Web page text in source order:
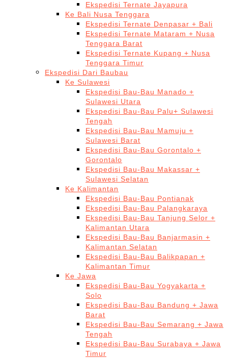
Ekspedisi Ternate Jayapura
Ke Bali Nusa Tenggara
Ekspedisi Ternate Denpasar + Bali
Ekspedisi Ternate Mataram + Nusa
Tenggara Barat
Ekspedisi Ternate Kupang + Nusa
Tenggara Timur
Ekspedisi Dari Baubau
Ke Sulawesi
Ekspedisi Bau-Bau Manado +
Sulawesi Utara
Ekspedisi Bau-Bau Palu+ Sulawesi
Tengah
Ekspedisi Bau-Bau Mamuju +
Sulawesi Barat
Ekspedisi Bau-Bau Gorontalo +
Gorontalo
Ekspedisi Bau-Bau Makassar +
Sulawesi Selatan
Ke Kalimantan
Ekspedisi Bau-Bau Pontianak
Ekspedisi Bau-Bau Palangkaraya
Ekspedisi Bau-Bau Tanjung Selor +
Kalimantan Utara
Ekspedisi Bau-Bau Banjarmasin +
Kalimantan Selatan
Ekspedisi Bau-Bau Balikpapan +
Kalimantan Timur
Ke Jawa
Ekspedisi Bau-Bau Yogyakarta +
Solo
Ekspedisi Bau-Bau Bandung + Jawa
Barat
Ekspedisi Bau-Bau Semarang + Jawa
Tengah
Ekspedisi Bau-Bau Surabaya + Jawa
Timur